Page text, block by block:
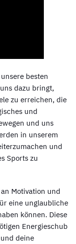
besten
dazu bringt,
zu erreichen, die
und
und uns
in unserem
und
Sports zu
Motivation und
eine unglaubliche
können. Diese
Energieschub
deine